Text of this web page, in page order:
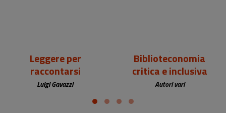
Leggere per
raccontarsi
Luigi Gavazzi
Biblioteconomia
critica e inclusiva
Autori vari